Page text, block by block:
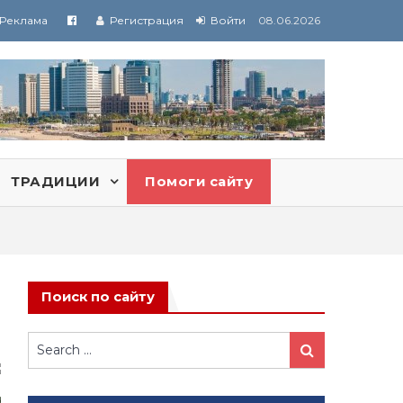
Реклама Регистрация Войти 08.06.2026
ТРАДИЦИИ Помоги сайту
Поиск по сайту
Search
for:
Search